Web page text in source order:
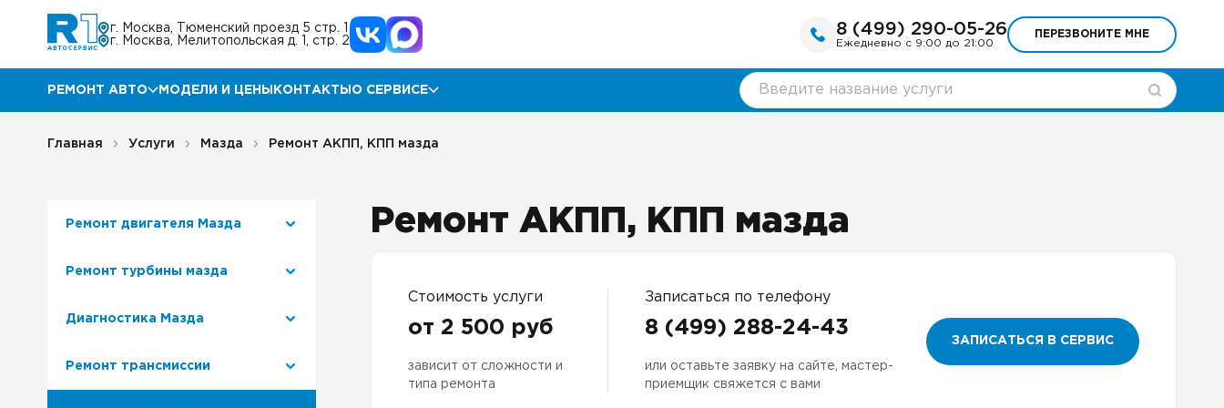
г. Москва, Тюменский проезд 5 стр. 1
г. Москва, Мелитопольская д. 1, стр. 2
8 (499) 290-05-26
Ежедневно с 9:00 до 21:00
ПЕРЕЗВОНИТЕ МНЕ
РЕМОНТ АВТО
Ремонт Мазда
Ремонт Хендай
МОДЕЛИ И ЦЕНЫ КОНТАКТЫ О СЕРВИСЕ
Программа лояльности
Отзывы
Корпоративным клиентам
Главная Услуги Мазда Ремонт АКПП, КПП мазда
Ремонт двигателя Мазда
Ремонт турбины мазда
Диагностика Мазда
Ремонт трансмиссии
Ремонт АКПП, КПП мазда
Стоимость услуги
от 2 500 руб
зависит от сложности и
типа ремонта
Записаться по телефону
8 (499) 288-24-43
или оставьте заявку на сайте, мастер-
приемщик свяжется с вами
ЗАПИСАТЬСЯ В СЕРВИС